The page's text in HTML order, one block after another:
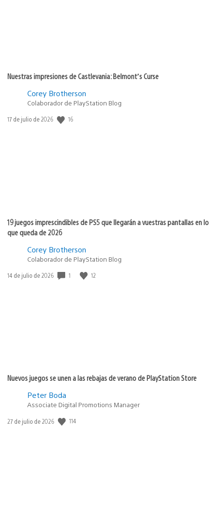
Nuestras impresiones de Castlevania: Belmont’s Curse
Corey Brotherson
Colaborador de PlayStation Blog
Fecha
17 de julio de 2026 16
19 juegos imprescindibles de PS5 que llegarán a vuestras pantallas en lo
que queda de 2026
Corey Brotherson
Colaborador de PlayStation Blog
Fecha
14 de julio de 2026 1 12
Nuevos juegos se unen a las rebajas de verano de PlayStation Store
Peter Boda
Associate Digital Promotions Manager
Fecha
27 de julio de 2026 114